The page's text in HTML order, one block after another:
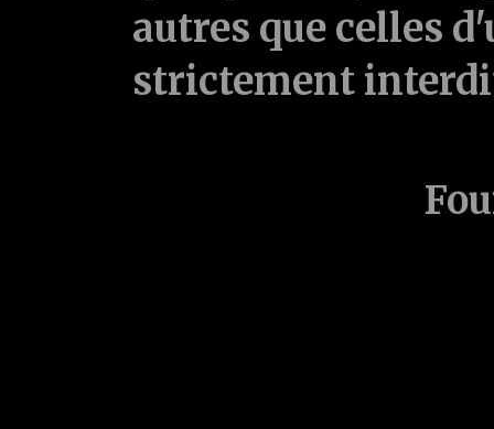
autres que celles
strictement